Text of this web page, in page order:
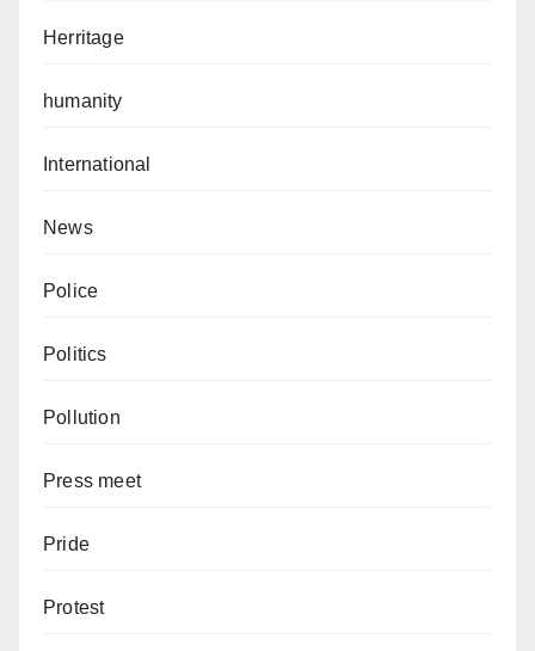
Herritage
humanity
International
News
Police
Politics
Pollution
Press meet
Pride
Protest